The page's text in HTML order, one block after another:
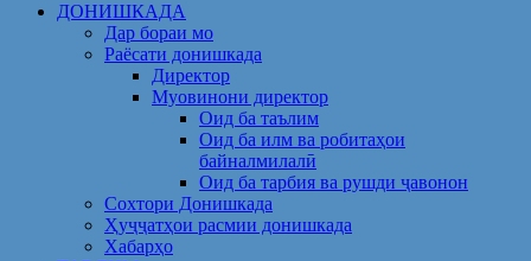
ДОНИШКАДА
Дар бораи мо
Раёсати донишкада
Директор
Муовинони директор
Оид ба таълим
Оид ба илм ва робитаҳои
байналмилалӣ
Оид ба тарбия ва рушди ҷавонон
Сохтори Донишкада
Ҳуҷҷатҳои расмии донишкада
Хабарҳо